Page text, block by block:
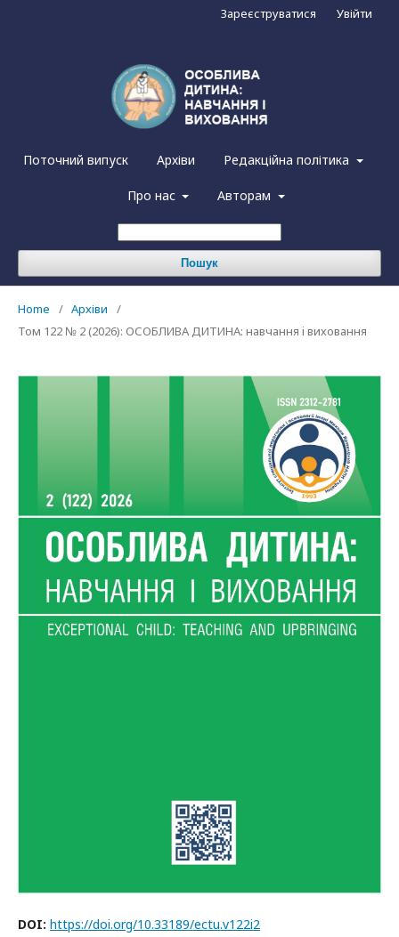
Поточний випуск Архіви Редакційна політика
Про нас Авторам
Пошук
Зареєструватися Увійти
Home / Архіви
/
Том 122 № 2 (2026): ОСОБЛИВА ДИТИНА: навчання i виховання
DOI: https://doi.org/10.33189/ectu.v122i2